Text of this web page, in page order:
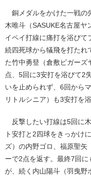
銅メダルをかけた一戦の
木唯斗（SASUKE名古屋ヤ
イペイ打線に痛打を浴びて
続四死球から犠飛を打たれ
た竹中勇登（倉敷ビガーズ
点、5回に3安打を浴びて2
いを止められず、6回から
リトルシニア）も3安打を
反撃したい打線は5回に
ト安打と2四球をきっかけ
ズ）の内野ゴロ、福原聖矢
ーで2点を返す。最終7回
が、続く内山陽斗（羽曳野